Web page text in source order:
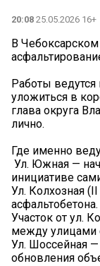
20:08 25.05.2026 16+
В
Работы
уложиться в
глава округа
лично.
Где именно
Ул. Южная —
инициативе
️Ул. Колхозная
асфальтобетона.
️Участок от ул.
между улицами
️Ул. Шоссейная
обновления